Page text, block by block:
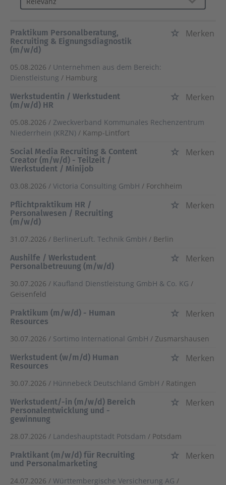
Praktikum Personalberatung,
Recruiting & Eignungsdiagnostik
(m/w/d)
Merken
05.08.2026 / Unternehmen aus dem Bereich:
Dienstleistung / Hamburg
Werkstudentin / Werkstudent
(m/w/d) HR
Merken
05.08.2026 / Zweckverband Kommunales Rechenzentrum
Niederrhein (KRZN) / Kamp-Lintfort
Social Media Recruiting & Content
Creator (m/w/d) - Teilzeit /
Werkstudent / Minijob
Merken
03.08.2026 / Victoria Consulting GmbH / Forchheim
Pflichtpraktikum HR /
Personalwesen / Recruiting
(m/w/d)
Merken
31.07.2026 / BerlinerLuft. Technik GmbH / Berlin
Aushilfe / Werkstudent
Personalbetreuung (m/w/d)
Merken
30.07.2026 / Kaufland Dienstleistung GmbH & Co. KG /
Geisenfeld
Praktikum (m/w/d) - Human
Resources
Merken
30.07.2026 / Sortimo International GmbH / Zusmarshausen
Werkstudent (w/m/d) Human
Resources
Merken
30.07.2026 / Hünnebeck Deutschland GmbH / Ratingen
Werkstudent/-in (m/w/d) Bereich
Personalentwicklung und -
gewinnung
Merken
28.07.2026 / Landeshauptstadt Potsdam / Potsdam
Praktikant (m/w/d) für Recruiting
und Personalmarketing
Merken
24.07.2026 / Württembergische Versicherung AG /